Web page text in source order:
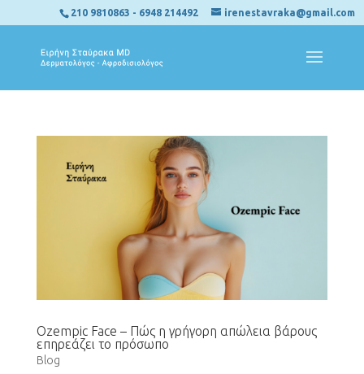
210 9810863 - 6948 214492 irenestavraka@gmail.com
Ozempic Face – Πώς η γρήγορη απώλεια βάρους
επηρεάζει το πρόσωπο
Blog